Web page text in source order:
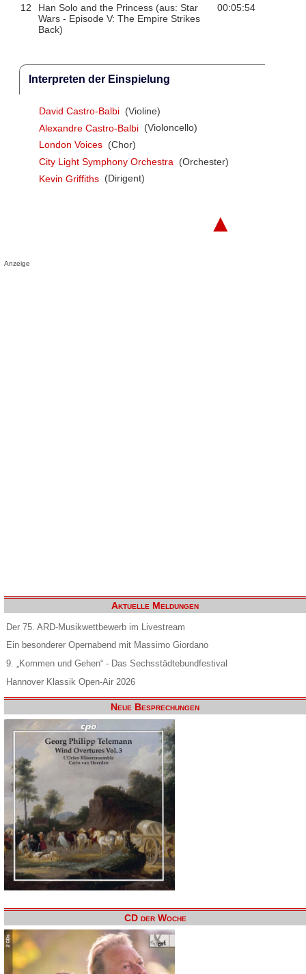
12
Han Solo and the Princess (aus: Star
Wars - Episode V: The Empire Strikes
Back)
00:05:54
Interpreten der Einspielung
David Castro-Balbi (Violine)
Alexandre Castro-Balbi (Violoncello)
London Voices (Chor)
City Light Symphony Orchestra
(Orchester)
Kevin Griffiths (Dirigent)
▲
Anzeige
Aktuelle Meldungen
Der 75. ARD-Musikwettbewerb im Livestream
Ein besonderer Opernabend mit Massimo Giordano
9. „Kommen und Gehen“ - Das Sechsstädtebundfestival
Hannover Klassik Open-Air 2026
Neue Besprechungen
CD der Woche